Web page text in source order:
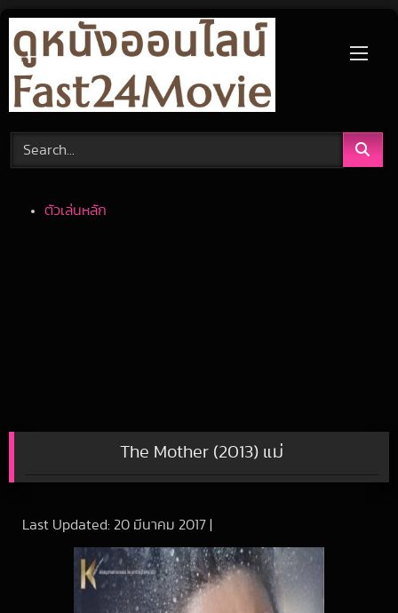
Skip
content
ตัวเล่นหลัก
The Mother (2013) แม่
Last Updated: 20 มีนาคม 2017